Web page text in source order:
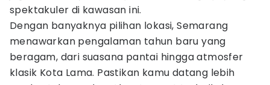
spektakuler di kawasan ini.
Dengan banyaknya pilihan lokasi, Semarang
menawarkan pengalaman tahun baru yang
beragam, dari suasana pantai hingga atmosfer
klasik Kota Lama. Pastikan kamu datang lebih